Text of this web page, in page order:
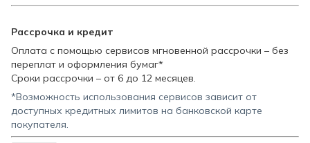
Рассрочка и кредит
Оплата с помощью сервисов мгновенной рассрочки – без
переплат и оформления бумаг*
Сроки рассрочки – от 6 до 12 месяцев.
*Возможность использования сервисов зависит от
доступных кредитных лимитов на банковской карте
покупателя.